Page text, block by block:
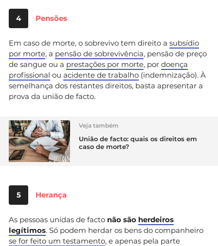
4 Pensões
Em caso de morte, o sobrevivo tem direito a subsídio
por morte, a pensão de sobrevivência, pensão de preço
de sangue ou a prestações por morte, por doença
profissional ou acidente de trabalho (indemnização). À
semelhança dos restantes direitos, basta apresentar a
prova da união de facto.
Veja também
União de facto: quais os direitos em
caso de morte?
5 Herança
As pessoas unidas de facto não são herdeiros
legítimos. Só podem herdar os bens do companheiro
se for feito um testamento, e apenas pela parte